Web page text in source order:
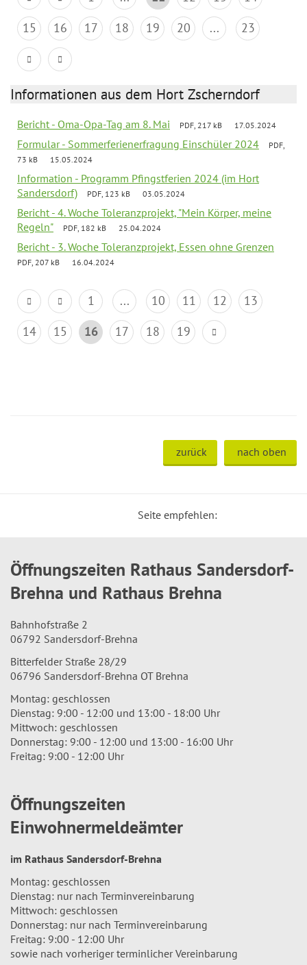
15
16 17 18 19 20 ... 23
Informationen aus dem Hort Zscherndorf
Bericht - Oma-Opa-Tag am 8. Mai PDF, 217 kB 17.05.2024
Formular - Sommerferienerfragung Einschüler 2024
PDF,
73 kB
15.05.2024
Information - Programm Pfingstferien 2024 (im Hort
Sandersdorf)
PDF, 123 kB 03.05.2024
Bericht - 4. Woche Toleranzprojekt, "Mein Körper, meine
Regeln"
PDF, 182 kB 25.04.2024
Bericht - 3. Woche Toleranzprojekt, Essen ohne Grenzen
PDF, 207 kB 16.04.2024
1 ... 10 11 12
13
14
15 16 17 18 19
zurück nach oben
Seite empfehlen:
Öffnungszeiten Rathaus Sandersdorf-
Brehna und Rathaus Brehna
Bahnhofstraße 2
06792 Sandersdorf-Brehna
Bitterfelder Straße 28/29
06796 Sandersdorf-Brehna OT Brehna
Montag: geschlossen
Dienstag: 9:00 - 12:00 und 13:00 - 18:00 Uhr
Mittwoch: geschlossen
Donnerstag: 9:00 - 12:00 und 13:00 - 16:00 Uhr
Freitag: 9:00 - 12:00 Uhr
Öffnungszeiten
Einwohnermeldeämter
im Rathaus Sandersdorf-Brehna
Montag: geschlossen
Dienstag: nur nach Terminvereinbarung
Mittwoch: geschlossen
Donnerstag: nur nach Terminvereinbarung
Freitag: 9:00 - 12:00 Uhr
sowie nach vorheriger terminlicher Vereinbarung